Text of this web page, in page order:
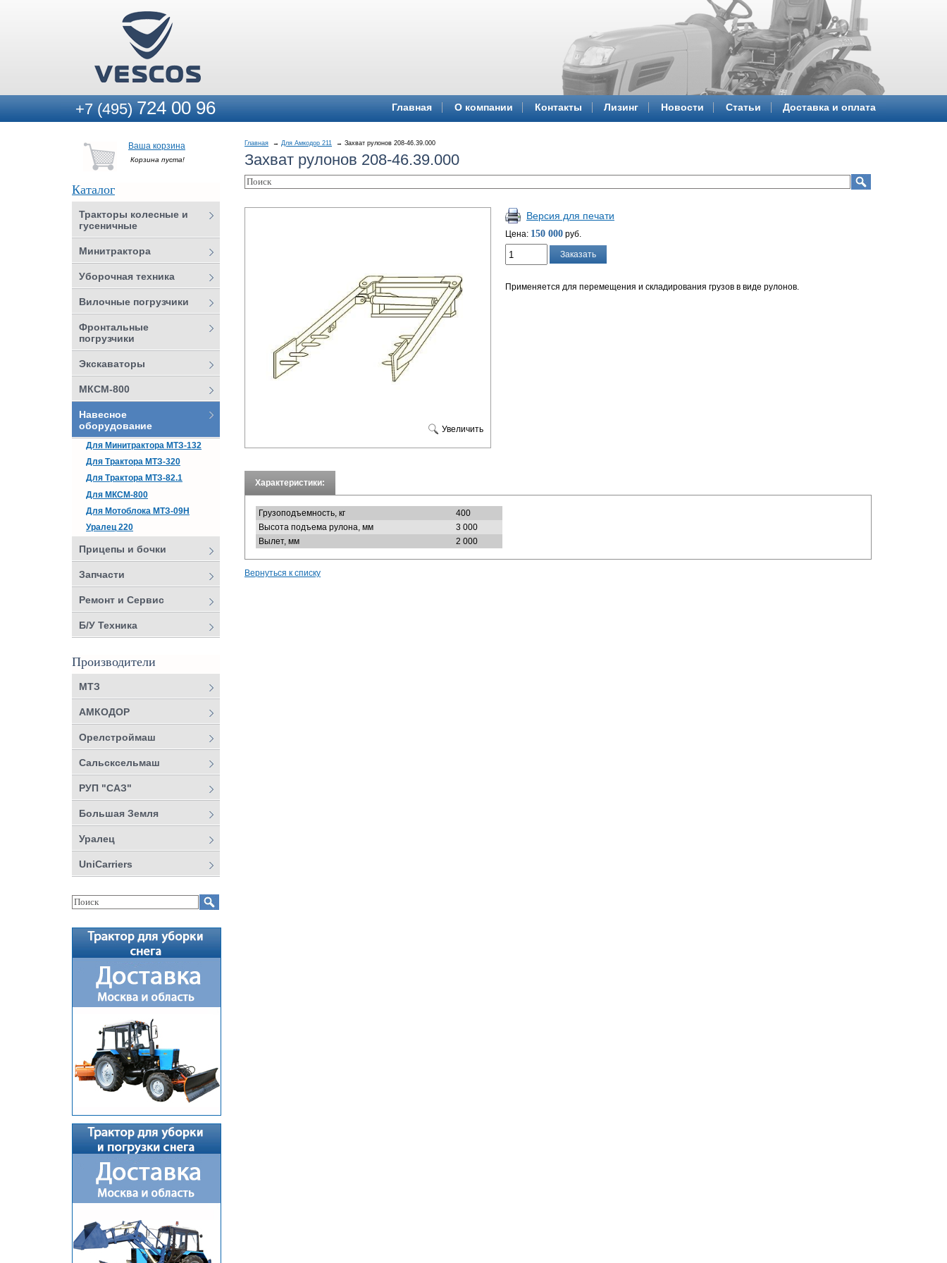
Главная О компании Контакты Лизинг Новости Статьи Доставка и оплата
+7 (495)724 00 96
Главная Для Амкодор 211 Захват рулонов 208-46.39.000
Захват рулонов 208-46.39.000
Увеличить
Версия для печати
Цена: 150 000 руб.
Заказать
Применяется для перемещения и складирования грузов в виде рулонов.
Характеристики:
Грузоподъемность, кг
400
Высота подъема рулона, мм
3 000
Вылет, мм
2 000
Вернуться к списку
Ваша корзина
Корзина пуста!
Каталог
Тракторы колесные и
гусеничные
Минитрактора
Уборочная техника
Вилочные погрузчики
Фронтальные
погрузчики
Экскаваторы
МКСМ-800
Навесное
оборудование
Для Минитрактора МТЗ-132
Для Трактора МТЗ-320
Для Трактора МТЗ-82.1
Для МКСМ-800
Для Мотоблока МТЗ-09Н
Уралец 220
Прицепы и бочки
Запчасти
Ремонт и Сервис
Б/У Техника
Производители
МТЗ
АМКОДОР
Орелстроймаш
Сальсксельмаш
РУП "САЗ"
Большая Земля
Уралец
UniCarriers